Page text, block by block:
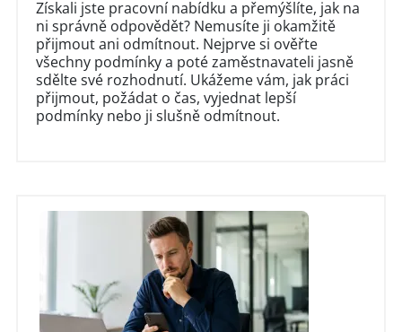
Získali jste pracovní nabídku a přemýšlíte, jak na
ni správně odpovědět? Nemusíte ji okamžitě
přijmout ani odmítnout. Nejprve si ověřte
všechny podmínky a poté zaměstnavateli jasně
sdělte své rozhodnutí. Ukážeme vám, jak práci
přijmout, požádat o čas, vyjednat lepší
podmínky nebo ji slušně odmítnout.